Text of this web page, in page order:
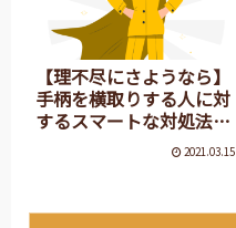
【理不尽にさようなら】
手柄を横取りする人に対
するスマートな対処法と
2021.03.15